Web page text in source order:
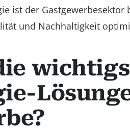
ist der Gastgewerbesektor
und Nachhaltigkeit